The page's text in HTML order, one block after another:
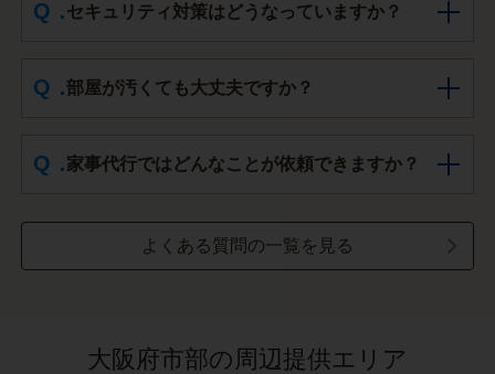
セキュリティ対策はどうなっていますか？
部屋が汚くても大丈夫ですか？
家事代行ではどんなことが依頼できますか？
よくある質問の一覧を見る
大阪府市部の周辺提供エリア